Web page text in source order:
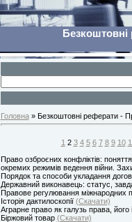
Головна» Безкоштовні реферати -
1 2 3 4 5 6 7 8 9 10
Право озброєних конфліктів:
окремих режимів ведення війни.
Порядок та способи укладання
Державний виконавець: статус,
Правове регулювання міжнародних
Історія дактилоскопії (Скачати)
Аграрне право як галузь права, його
Біржовий товар (Скачати)